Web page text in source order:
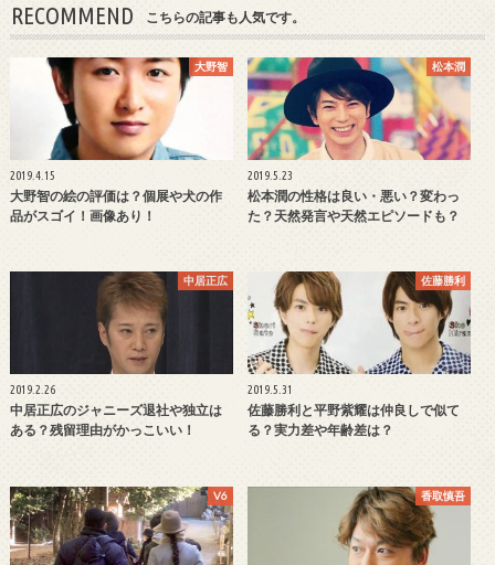
RECOMMEND こちらの記事も人気です。
大野智
2019.4.15
大野智の絵の評価は？個展や犬の作
品がスゴイ！画像あり！
松本潤
2019.5.23
松本潤の性格は良い・悪い？変わっ
た？天然発言や天然エピソードも？
中居正広
2019.2.26
中居正広のジャニーズ退社や独立は
ある？残留理由がかっこいい！
佐藤勝利
2019.5.31
佐藤勝利と平野紫耀は仲良しで似て
る？実力差や年齢差は？
V6 香取慎吾